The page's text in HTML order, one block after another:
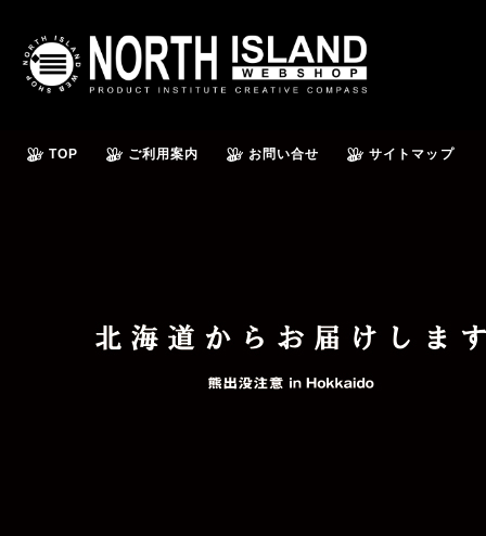
TOP ご利用案内 お問い合せ サイトマップ